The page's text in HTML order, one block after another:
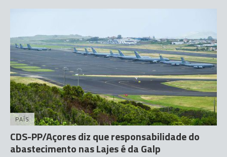
PAÍS
CDS-PP/Açores diz que responsabilidade do
abastecimento nas Lajes é da Galp